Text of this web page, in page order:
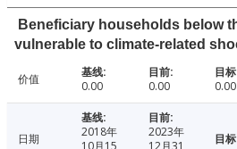
Beneficiary households below
vulnerable to climate-related
价值 0.00 0.00 0.00
日期
2018年
10月15
2023年
12月31